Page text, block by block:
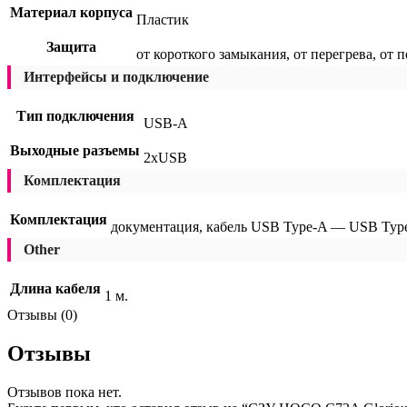
Материал корпуса Пластик
Защита
от короткого замыкания, от перегрева, от
Интерфейсы и подключение
Тип подключения
USB-A
Выходные разъемы 2xUSB
Комплектация
Комплектация документация, кабель USB Type-A — USB
Other
Длина кабеля 1 м.
Отзывы (0)
Отзывы
Отзывов пока нет.